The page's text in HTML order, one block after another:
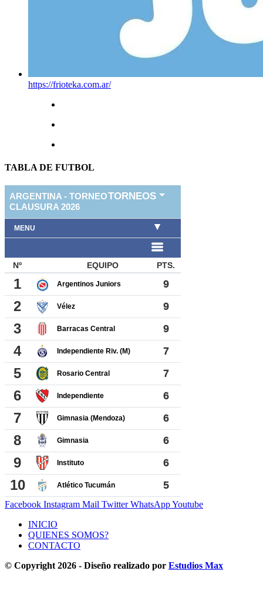
https://frioteka.com.ar/
TABLA DE FUTBOL
Facebook Instagram Mail Twitter WhatsAppYoutube
INICIO
QUIENES SOMOS?
CONTACTO
© Copyright 2026 - Diseño realizado por Estudios Max